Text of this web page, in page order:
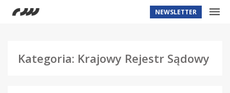
NEWSLETTER
Kategoria: Krajowy Rejestr Sądowy